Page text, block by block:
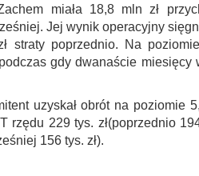
miała 18,8 mln zł
Jej wynik operacyjny
straty poprzednio. Na
gdy dwanaście miesięcy
uzyskał obrót na poziomie
rzędu 229 tys. zł(poprzednio
156 tys. zł).